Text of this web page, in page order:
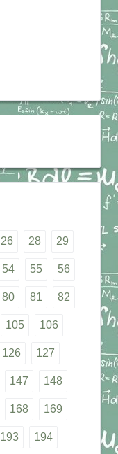
26 28 29
54 55 56
80 81 82
105 106
126 127
147 148
168 169
193 194